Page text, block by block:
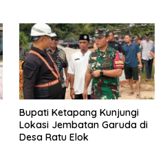
Bupati Ketapang Kunjungi
Lokasi Jembatan Garuda di
Desa Ratu Elok